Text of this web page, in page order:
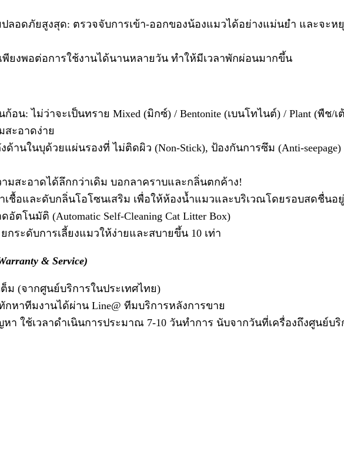
ลอดภัยสูงสุด: ตรวจจับการเข้า-ออกของน้องแมวได้อย่างแม่นยำ และจะหยุ
พียงพอต่อการใช้งานได้นานหลายวัน ทำให้มีเวลาพักผ่อนมากขึ้น
น: ไม่ว่าจะเป็นทราย Mixed (มิกซ์) / Bentonite (เบนโทไนต์) / Plant (พืช/
สะอาดง่าย
านในบุด้วยแผ่นรองที่ ไม่ติดผิว (Non-Stick), ป้องกันการซึม (Anti-
มสะอาดได้ลึกกว่าเดิม บอกลาคราบและกลิ่นตกค้าง!
เชื้อและดับกลิ่นโอโซนเสริม เพื่อให้ห้องน้ำแมวและบริเวณโดยรอบสดชื่นอ
โนมัติ (Automatic Self-Cleaning Cat Litter Box)
ระดับการเลี้ยงแมวให้ง่ายและสบายขึ้น 10 เท่า
& Service)
ม (จากศูนย์บริการในประเทศไทย)
หาทีมงานได้ผ่าน Line@ ทีมบริการหลังการขาย
า ใช้เวลาดำเนินการประมาณ 7-10 วันทำการ นับจากวันที่เครื่องถึงศูนย์บริ